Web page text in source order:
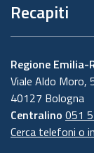
Recapiti
Regione Emilia-
Viale Aldo Moro,
40127 Bologna
Centralino 051
Cerca telefoni o